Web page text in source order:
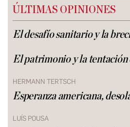
ÚLTIMAS OPINIONES
El desafío sanitario y la
El patrimonio y la tentación
HERMANN TERTSCH
Esperanza americana,
LUÍS POUSA